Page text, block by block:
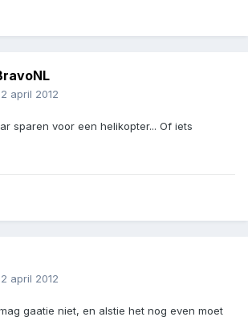
april 2012
sparen voor een helikopter... Of iets
april 2012
gaatie niet, en alstie het nog even moet